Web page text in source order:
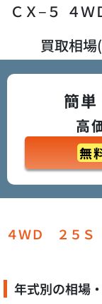
ＣＸ−５ ４
買取相
簡単
高
無
４ＷＤ ２５Ｓ
年式別の相場